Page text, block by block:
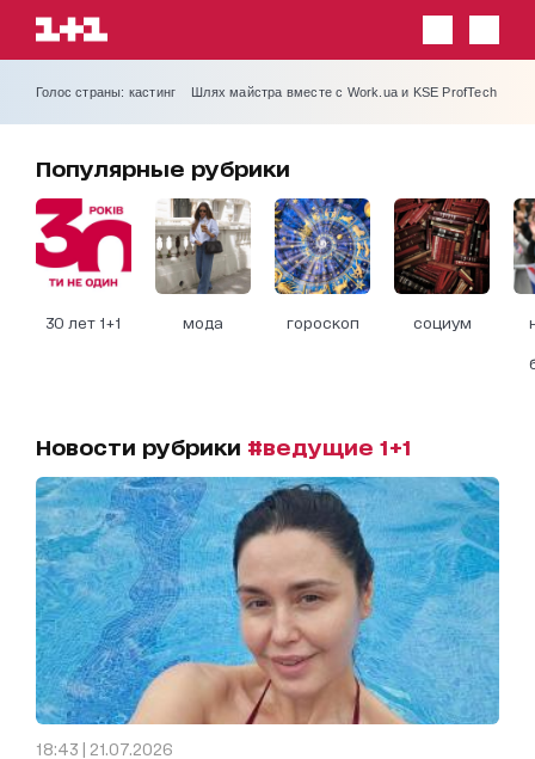
Голос страны: кастинг Шлях майстра вместе с Work.ua и KSE ProfTech
Популярные рубрики
30 лет 1+1 мода гороскоп социум
Новости рубрики #ведущие 1+1
18:43 | 21.07.2026